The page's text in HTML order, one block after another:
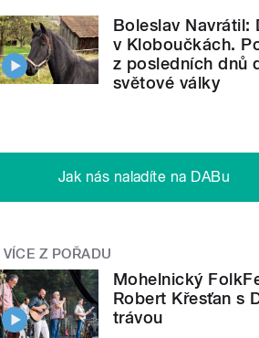
Boleslav Navrátil:
v Kloboučkách.
z posledních dnů
světové války
Jak nás naladíte na DABu
VÍCE Z POŘADU
Mohelnický
Robert Křesťan s
trávou